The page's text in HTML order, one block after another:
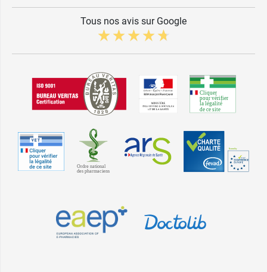
Tous nos avis sur Google